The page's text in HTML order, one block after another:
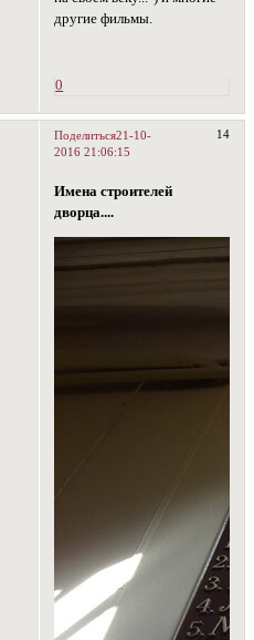
Это дерево помнит еще